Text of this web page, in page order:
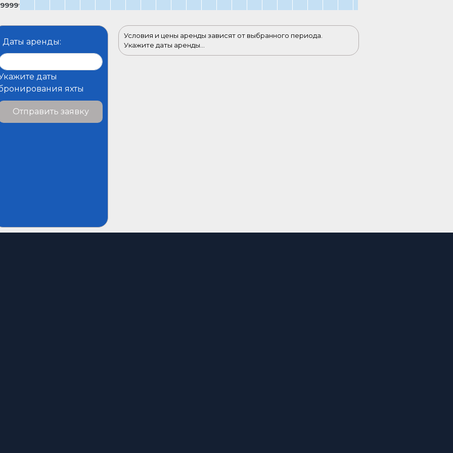
тросы (4)
помпа — Pучная
брусы (6)
тент
шланг
Даты аренды:
даты
яхты
Отправить заявку
Условия и цены аренды зависят от выбранного периода.
Укажите даты аренды...